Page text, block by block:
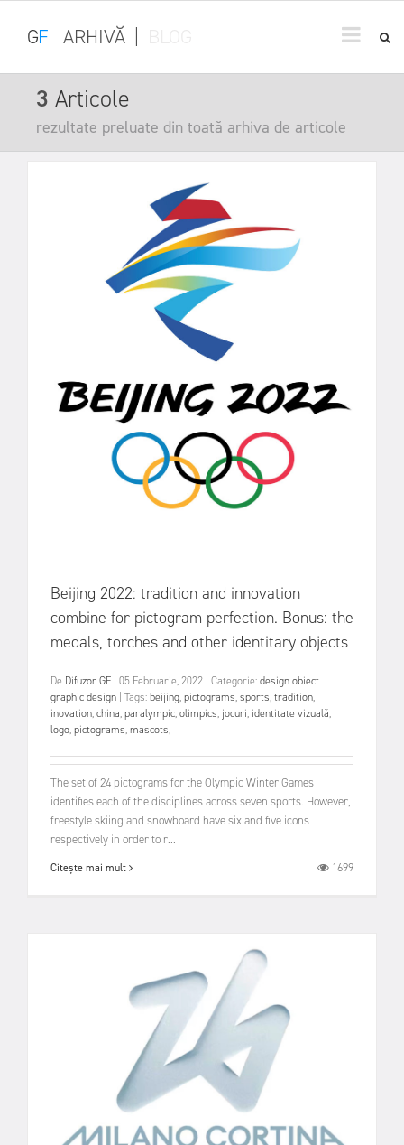
GF ARHIVĂ
3 Articole
rezultate preluate din toată arhiva de articole
Beijing 2022: tradition and innovation
combine for pictogram perfection. Bonus: the
medals, torches and other identitary objects
De Difuzor GF 05 Februarie, 2022 Categorie:design obiect
graphic design Tags:beijing,pictograms,sports,tradition,
inovation,china,paralympic,olimpics, jocuri, identitate vizuală,
logo,pictograms,mascots,
The set of 24 pictograms for the Olympic Winter Games
identifies each of the disciplines across seven sports. However,
freestyle skiing and snowboard have six and five icons
respectively in order to r...
Citește mai mult 1699